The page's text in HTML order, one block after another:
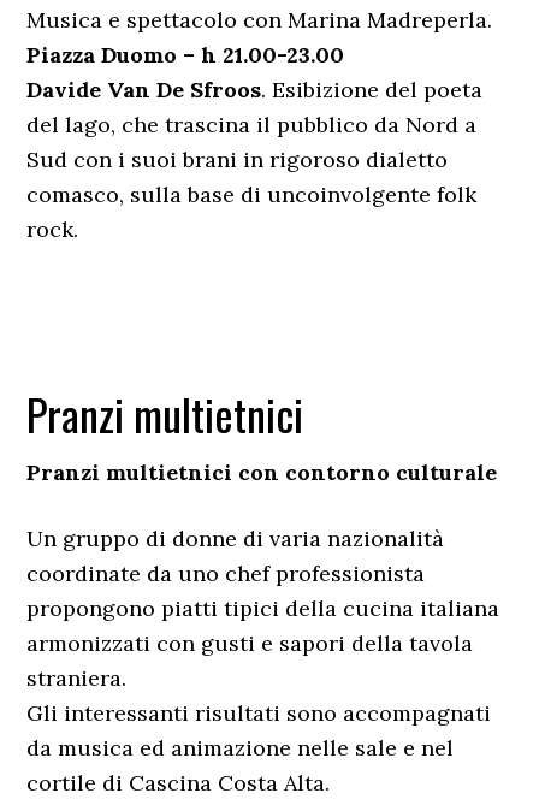
Musica e spettacolo con Marina Madreperla.
Piazza Duomo – h 21.00-23.00
Davide Van De Sfroos. Esibizione del poeta
del lago, che trascina il pubblico da Nord a
Sud con i suoi brani in rigoroso dialetto
comasco, sulla base di uncoinvolgente folk
rock.
Pranzi multietnici
Pranzi multietnici con contorno culturale
Un gruppo di donne di varia nazionalità
coordinate da uno chef professionista
propongono piatti tipici della cucina italiana
armonizzati con gusti e sapori della tavola
straniera.
Gli interessanti risultati sono accompagnati
da musica ed animazione nelle sale e nel
cortile di Cascina Costa Alta.